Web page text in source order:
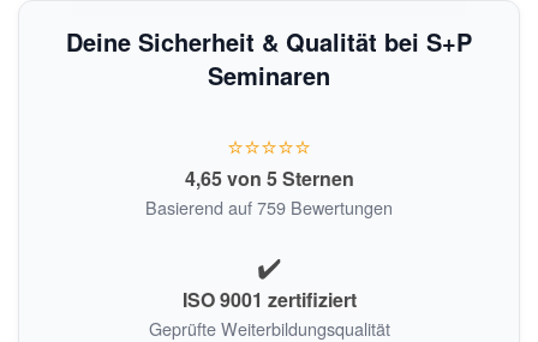
Deine Sicherheit & Qualität bei S+P
Seminaren
⭐⭐⭐⭐⭐
4,65 von 5 Sternen
Basierend auf 759 Bewertungen
✔️
ISO 9001 zertifiziert
Geprüfte Weiterbildungsqualität